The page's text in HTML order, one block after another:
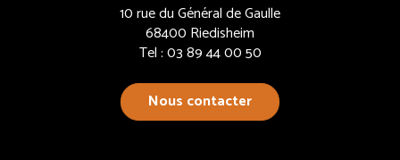
10 rue du Général de Gaulle
68400 Riedisheim
Tel : 03 89 44 00 50
Nous contacter